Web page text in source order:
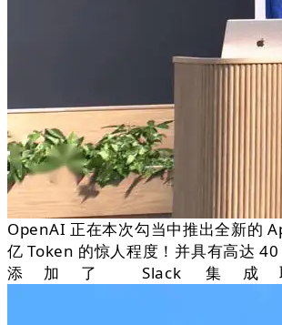
OpenAI 正在本次勾当中推出全新的
亿 Token 的惊人程度！并具有高达
添加了 Slack 集